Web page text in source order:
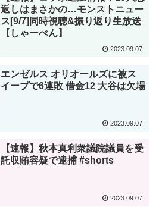
返しはまさかの…モンストニュー
ス[9/7]同時視聴&振り返り生放送
【しゃーぺん】
2023.09.07
エンゼルス オリオールズに被ス
イープで6連敗 借金12 大谷は欠場
2023.09.07
【速報】秋本真利衆議院議員を受
託収賄容疑で逮捕 #shorts
2023.09.07